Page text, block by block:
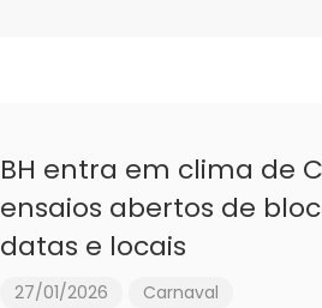
BH entra em clima de
ensaios abertos de
datas e locais
27/01/2026 Carnaval